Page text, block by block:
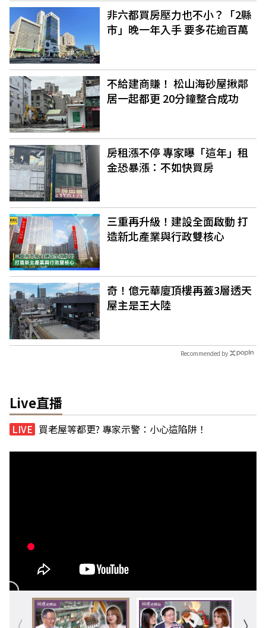
非六都買房壓力也不小？「2縣
市」晚一年入手 要多花逾百萬
不給建商賺！ 松山海砂屋揪鄰
居一起都更 20分鐘整合成功
房租漲不停 專家曝「這年」租
金恐暴漲：不如快買房
三重再升級！建設全面啟動 打
造新北產業與行政雙核心
奇！億元華廈頂樓再蓋3層透天
屋主是王大陸
Recommended by
Live直播
買老屋等都更? 專家示警：小心這陷阱！